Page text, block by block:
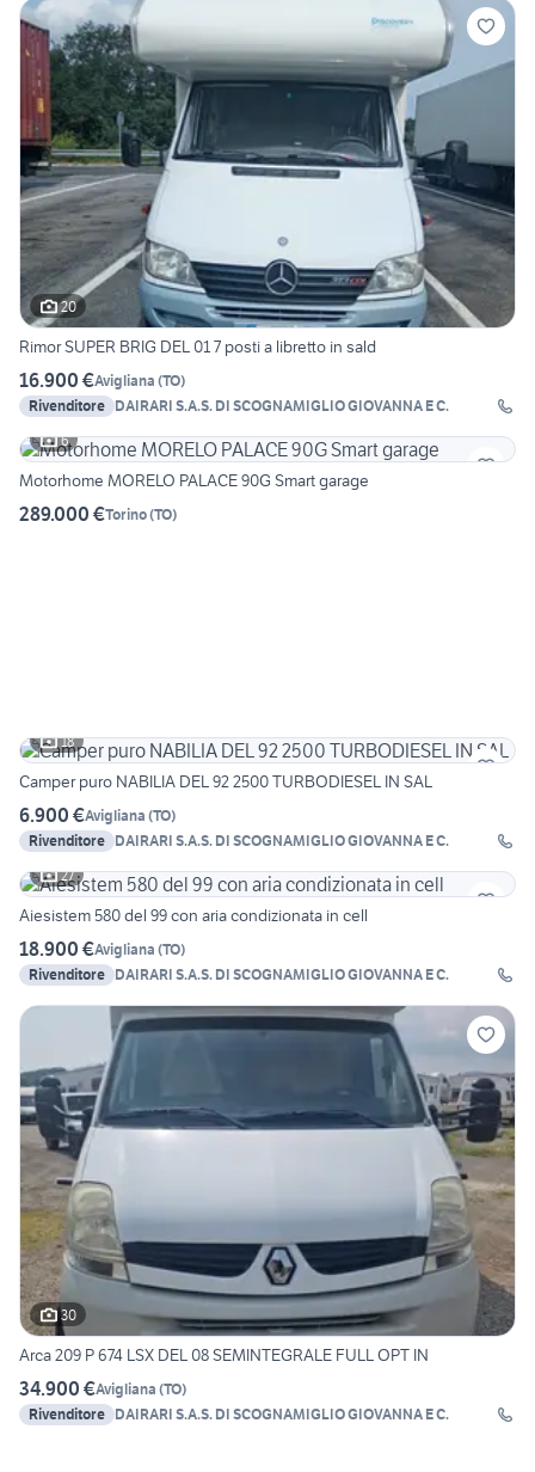
20
Rimor SUPER BRIG DEL 01 7 posti a libretto in sald
16.900 €Avigliana (TO)
Rivenditore DAIRARI S.A.S. DI SCOGNAMIGLIO GIOVANNA E C.
6
Motorhome MORELO PALACE 90G Smart garage
289.000 €Torino(TO)
18
Camper puro NABILIA DEL 92 2500 TURBODIESEL IN SAL
6.900 €Avigliana (TO)
Rivenditore DAIRARI S.A.S. DI SCOGNAMIGLIO GIOVANNA E C.
27
Aiesistem 580 del 99 con aria condizionata in cell
18.900 €Avigliana (TO)
Rivenditore DAIRARI S.A.S. DI SCOGNAMIGLIO GIOVANNA E C.
30
Arca 209 P 674 LSX DEL 08 SEMINTEGRALE FULL OPT IN
34.900 €Avigliana (TO)
Rivenditore DAIRARI S.A.S. DI SCOGNAMIGLIO GIOVANNA E C.